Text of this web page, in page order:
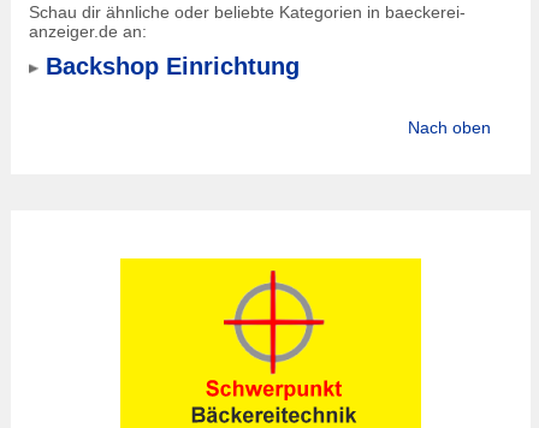
Schau dir ähnliche oder beliebte Kategorien in baeckerei-
anzeiger.de an:
Backshop Einrichtung
Nach oben